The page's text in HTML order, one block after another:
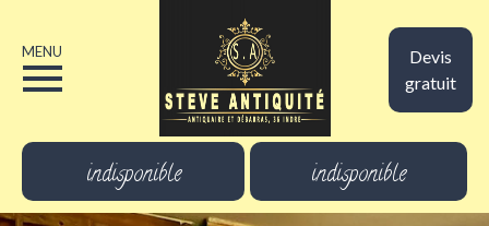
Devis
gratuit
MENU
indisponible indisponible